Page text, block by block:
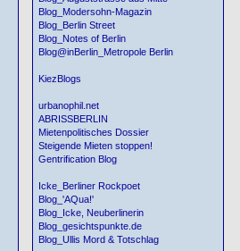
Blog_Modersohn-Magazin
Blog_Berlin Street
Blog_Notes of Berlin
Blog@inBerlin_Metropole Berlin
KiezBlogs
urbanophil.net
ABRISSBERLIN
Mietenpolitisches Dossier
Steigende Mieten stoppen!
Gentrification Blog
Icke_Berliner Rockpoet
Blog_'AQua!'
Blog_Icke, Neuberlinerin
Blog_gesichtspunkte.de
Blog_Ullis Mord & Totschlag